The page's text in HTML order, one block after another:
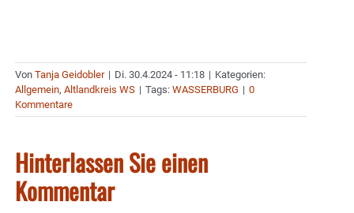
Von Tanja Geidobler | Di. 30.4.2024 - 11:18 | Kategorien:
Allgemein, Altlandkreis WS | Tags: WASSERBURG | 0
Kommentare
Hinterlassen Sie einen
Kommentar